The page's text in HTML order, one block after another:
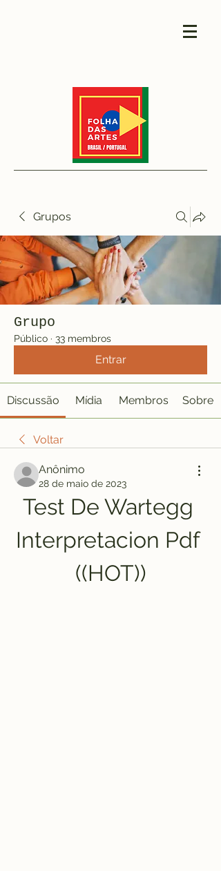
Grupos
Grupo
Público · 33 membros
Entrar
Discussão Mídia Membros Sobre
Voltar
Anônimo
28 de maio de 2023
Test De Wartegg
Interpretacion Pdf
((HOT))